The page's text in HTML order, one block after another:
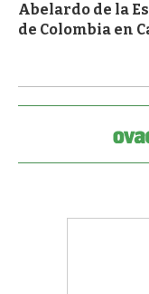
Abelardo de la
de Colombia en